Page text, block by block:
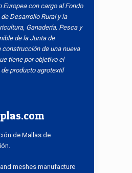
Europea con cargo al Fondo
Desarrollo Rural y la
Ganadería, Pesca y
de la Junta de
construcción de una nueva
tiene por objetivo el
producto agrotextil
de Mallas de
meshes manufacture